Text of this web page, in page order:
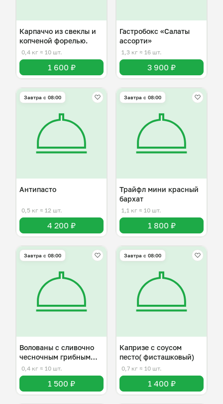
Карпаччо из свеклы и
копченой форелью.
0,4 кг ≈ 10 шт.
1 600 ₽
Гастробокс «Салаты
ассорти»
1,3 кг ≈ 16 шт.
3 900 ₽
Завтра c 08:00
Антипасто
0,5 кг ≈ 12 шт.
4 200 ₽
Завтра c 08:00
Трайфл мини красный
бархат
1,1 кг ≈ 10 шт.
1 800 ₽
Завтра c 08:00
Волованы с сливочно
чесночным грибным
соусом
0,4 кг ≈ 10 шт.
1 500 ₽
Завтра c 08:00
Капризе с соусом
песто( фисташковый)
0,7 кг ≈ 10 шт.
1 400 ₽